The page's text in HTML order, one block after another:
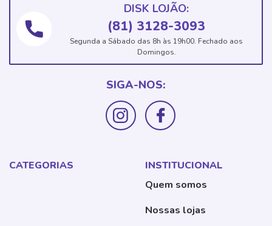
DISK LOJÃO:
(81) 3128-3093
Segunda a Sábado das 8h às 19h00. Fechado aos
Domingos.
SIGA-NOS:
CATEGORIAS
INSTITUCIONAL
Quem somos
Nossas lojas